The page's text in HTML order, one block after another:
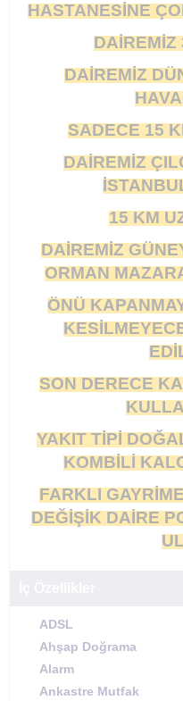
HASTANESİNE
DAİREMİZ
DAİREMİZ
SADECE 15
DAİREMİZ
15 KM
DAİREMİZ
ORMAN
ÖNÜ
SON DERECE
YAKIT TİPİ
KOMBİLİ
FARKLI
DEĞİŞİK DAİRE
ADSL
Ahşap Doğrama
Alarm
Ankastre Mutfak